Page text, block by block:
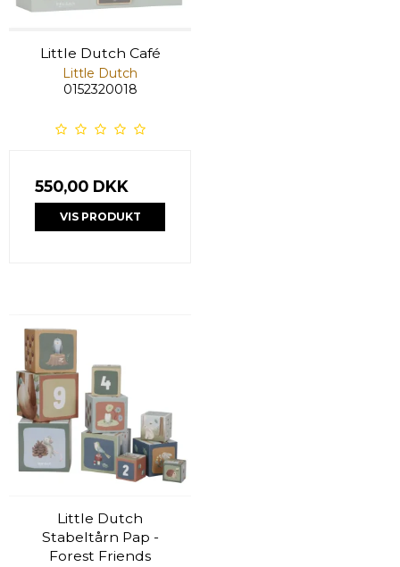
Little Dutch Café
Little Dutch
0152320018
550,00 DKK
VIS PRODUKT
Little Dutch
Stabeltårn Pap -
Forest Friends